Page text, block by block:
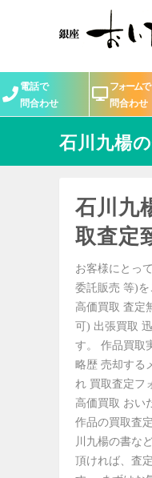
電話で
問合わせ
フォームで
問合わせ
石川九楊
石川九
取査定
お客様にとっ
委託販売 等)
高価買取 査定
可) 出張買取
す。 作品買取
略歴 売却する
れ 買取査定フ
高価買取 おい
作品の買取査
川九楊の書な
頂ければ、査